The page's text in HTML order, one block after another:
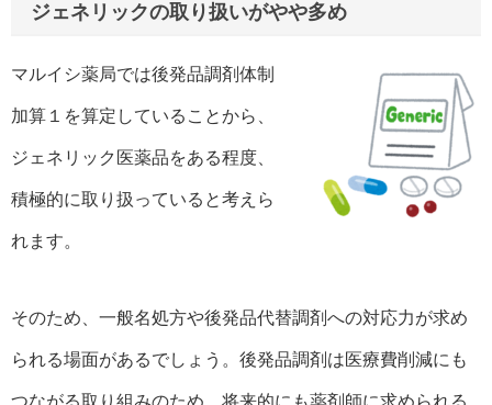
ジェネリックの取り扱いがやや多め
マルイシ薬局では後発品調剤体制
加算１を算定していることから、
ジェネリック医薬品をある程度、
積極的に取り扱っていると考えら
れます。
そのため、一般名処方や後発品代替調剤への対応力が求め
られる場面があるでしょう。後発品調剤は医療費削減にも
つながる取り組みのため、将来的にも薬剤師に求められる